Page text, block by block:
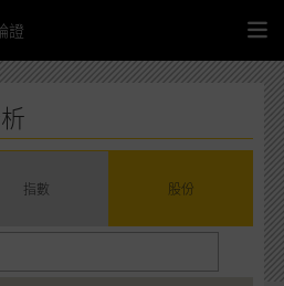
證
指數 股份